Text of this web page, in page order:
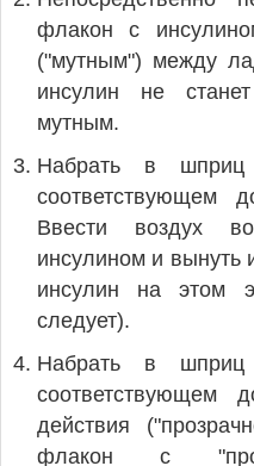
флакон с
("мутным") между
инсулин не
мутным.
Набрать в шприц
соответствующем
Ввести воздух
инсулином и вынуть
инсулин на этом
следует).
Набрать в шприц
соответствующем
действия
флакон с